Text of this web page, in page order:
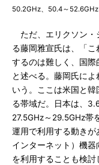
50.2GHz、50.4～
ただ、エリクソン・
る藤岡雅宣氏は、「
するのは難しく、国
と述べる。藤岡氏に
いう。ここは米国と
る帯域だ。日本は、
27.5GHz～29.5GHz帯
運用で利用する動き
インターネット）機
を利用することも検討